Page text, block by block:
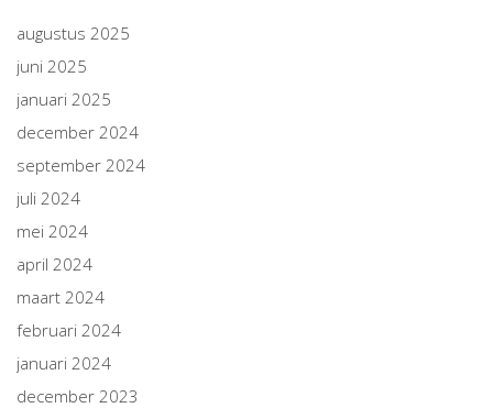
augustus 2025
juni 2025
januari 2025
december 2024
september 2024
juli 2024
mei 2024
april 2024
maart 2024
februari 2024
januari 2024
december 2023